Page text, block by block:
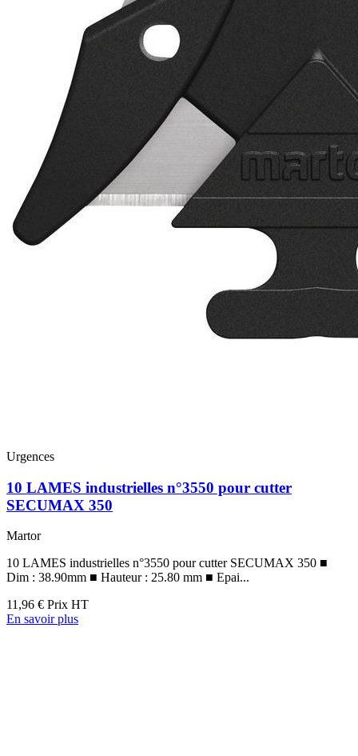
Urgences
10 LAMES industrielles n°3550 pour cutter
SECUMAX 350
Martor
10 LAMES industrielles n°3550 pour cutter SECUMAX 350 ■
Dim : 38.90mm ■ Hauteur : 25.80 mm ■ Epai...
11,96 € Prix HT
En savoir plus